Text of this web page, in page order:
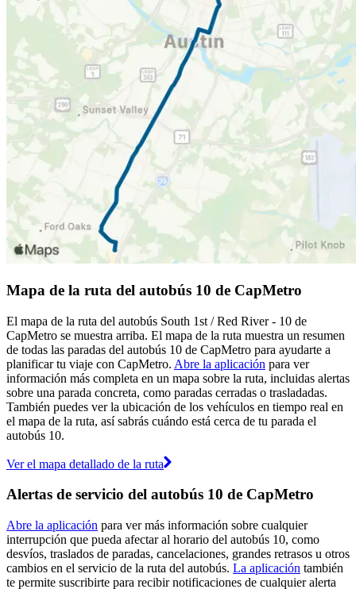
Mapa de la ruta del autobús 10 de CapMetro
El mapa de la ruta del autobús South 1st / Red River - 10 de
CapMetro se muestra arriba. El mapa de la ruta muestra un resumen
de todas las paradas del autobús 10 de CapMetro para ayudarte a
planificar tu viaje con CapMetro. Abre la aplicación para ver
información más completa en un mapa sobre la ruta, incluidas alertas
sobre una parada concreta, como paradas cerradas o trasladadas.
También puedes ver la ubicación de los vehículos en tiempo real en
el mapa de la ruta, así sabrás cuándo está cerca de tu parada el
autobús 10.
Ver el mapa detallado de la ruta
Alertas de servicio del autobús 10 de CapMetro
Abre la aplicación para ver más información sobre cualquier
interrupción que pueda afectar al horario del autobús 10, como
desvíos, traslados de paradas, cancelaciones, grandes retrasos u otros
cambios en el servicio de la ruta del autobús. La aplicación también
te permite suscribirte para recibir notificaciones de cualquier alerta